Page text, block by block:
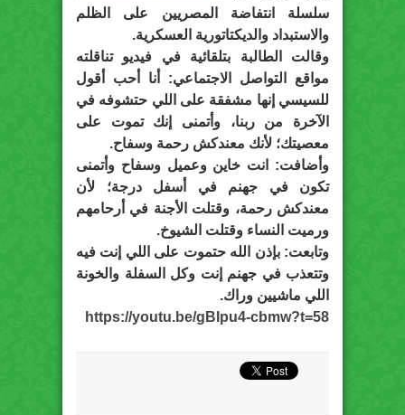
سلسلة انتفاضة المصريين على الظلم
والاستبداد والديكتاتورية العسكرية.
وقالت الطالبة بتلقائية في فيديو تناقلته
مواقع التواصل الاجتماعي: أنا أحب أقول
للسيسي إنها مشفقة على اللي حتشوفه في
الآخرة من ربنا، وأتمنى إنك تموت على
معصيتك؛ لأنك معندكش رحمة وسفاح.
وأضافت: انت خاين وعميل وسفاح وأتمنى
تكون في جهنم في أسفل درجة؛ لأن
معندكش رحمة، وقتلت الأجنة في أرحامهم
ورميت النساء وقتلت الشيوخ.
وتابعت: بإذن الله حتموت على اللي إنت فيه
وتتعذب في جهنم إنت وكل السفلة والخونة
اللي ماشيين وراك.
https://youtu.be/gBIpu4-cbmw?t=58